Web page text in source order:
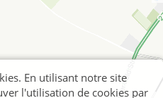
En utilisant notre site
l'utilisation de cookies par